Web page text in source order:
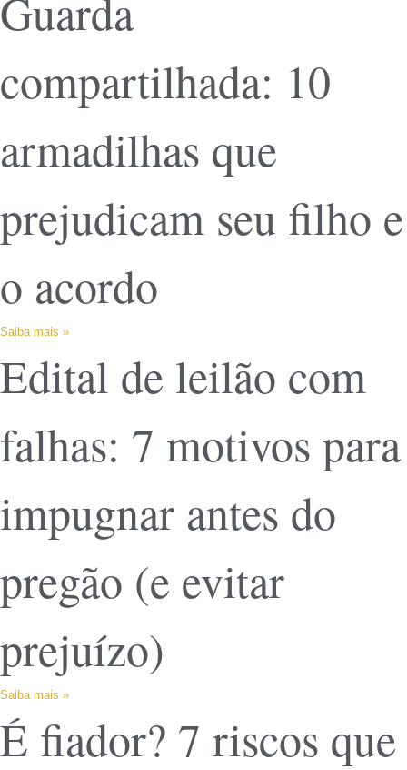
Guarda
compartilhada: 10
armadilhas que
prejudicam seu filho e
o acordo
Saiba mais »
Edital de leilão com
falhas: 7 motivos para
impugnar antes do
pregão (e evitar
prejuízo)
Saiba mais »
É fiador? 7 riscos que